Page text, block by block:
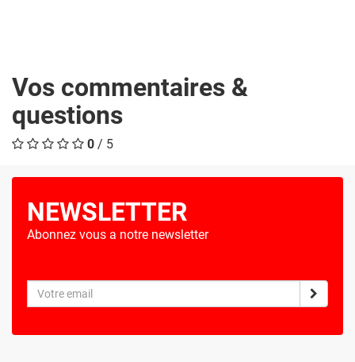
Vos commentaires &
questions
0 / 5
NEWSLETTER
Abonnez vous a notre newsletter